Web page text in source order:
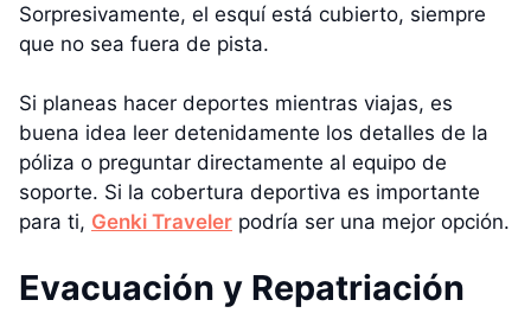
Sorpresivamente, el esquí está cubierto, siempre
que no sea fuera de pista.
Si planeas hacer deportes mientras viajas, es
buena idea leer detenidamente los detalles de la
póliza o preguntar directamente al equipo de
soporte. Si la cobertura deportiva es importante
para ti, Genki Traveler podría ser una mejor opción.
Evacuación y Repatriación